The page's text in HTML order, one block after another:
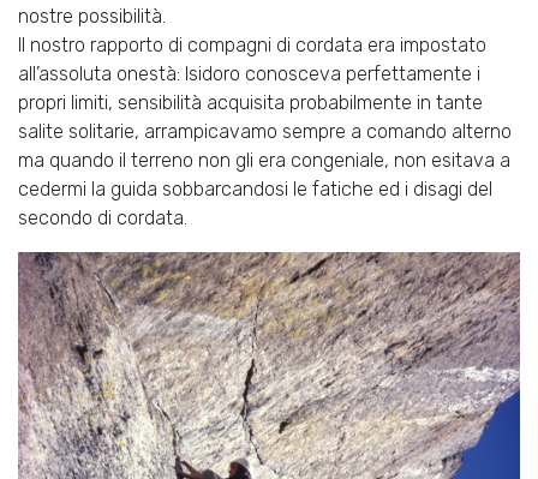
nostre possibilità.
Il nostro rapporto di compagni di cordata era impostato
all’assoluta onestà: Isidoro conosceva perfettamente i
propri limiti, sensibilità acquisita probabilmente in tante
salite solitarie, arrampicavamo sempre a comando alterno
ma quando il terreno non gli era congeniale, non esitava a
cedermi la guida sobbarcandosi le fatiche ed i disagi del
secondo di cordata.